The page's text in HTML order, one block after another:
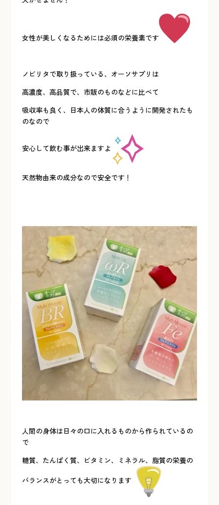
女性が美しくなるためには必須の栄養素です
ノビリタで取り扱っている、オーソサプリは
高濃度、高品質で、市販のものなどに比べて
吸収率も良く、日本人の体質に合うように開発されたも
のなので
安心して飲む事が出来ますよ
天然物由来の成分なので安全です！
人間の身体は日々の口に入れるものから作られているの
で
糖質、たんぱく質、ビタミン、ミネラル、脂質の栄養の
バランスがとっても大切になります